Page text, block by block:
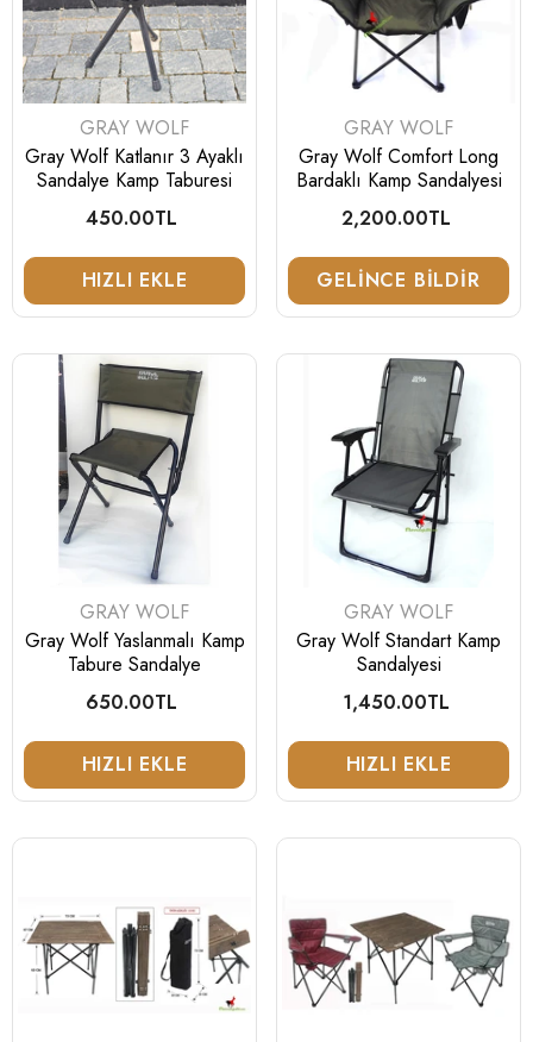
Mahmutoğluav
SATICI:
YOHJI
Yohji Profesyonel Köpek Yeleği
Normal
fiyat
1,450.00TL
SEPETE EKLE
Tükendi
SATICI:
DARGO
Dargo A05 W Haki
Kapaklı Avcı Yeleği
1,390.00TL
GELINCE
SATICI:
GRAY WOLF
Gray Wolf Katlanır 3 Ayaklı
Sandalye Kamp Taburesi
Normal
450.00TL
HIZLI EKLE
SATICI:
GRAY WOLF
Gray Wolf Comfort Long
Bardaklı Kamp Sandalyesi
Normal
2,200.00TL
GELINCE BILDIR
SATICI:
GRAY WOLF
Gray Wolf Yaslanmalı Kamp
Tabure Sandalye
Normal
650.00TL
HIZLI EKLE
SATICI:
GRAY WOLF
Gray Wolf Standart Kamp
Sandalyesi
Normal
1,450.00TL
HIZLI EKLE